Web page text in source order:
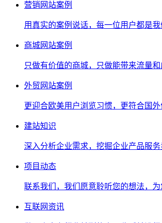
营销网站案例
用真实的案例说话，每一位用户都是
商城网站案例
只做有价值的商城，只做能带来流量
外贸网站案例
更迎合欧美用户浏览习惯，更符合国
建站知识
深入分析企业需求，挖掘企业产品服
项目动态
联系我们，我们愿意聆听您的想法，
互联网资讯